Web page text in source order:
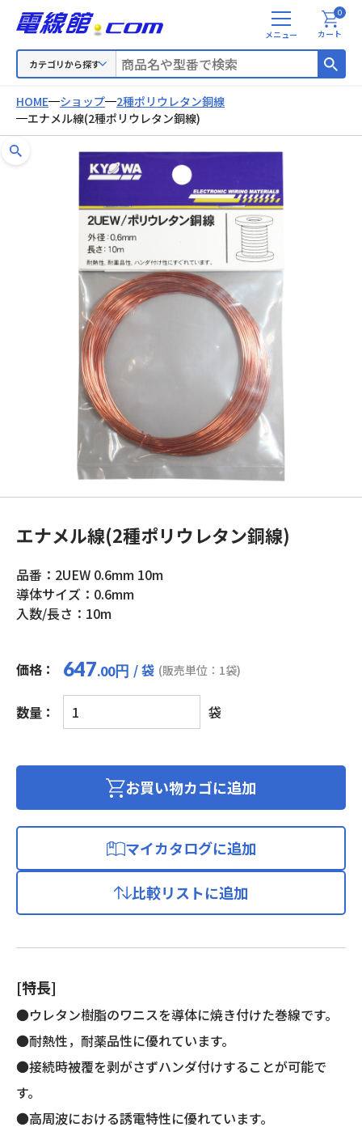
カテゴリから探す
メ
ニ
カート
0
HOME ショップ
2種ポリウレタン銅線
エナメル線(2種ポリウレタン銅線)
エナメル線(2種ポリウレタン銅線)
品番：2UEW 0.6mm 10m
導体サイズ：0.6mm
入数/長さ：10m
価格： 647.00円 / 袋 (販売単位：1袋)
数量：
エ
ナ
ル
ウ
タ
個
袋
お買い物カゴに追加
マイカタログに追加
比較リストに追加
[特長]
●ウレタン樹脂のワニスを導体に焼き付けた巻線です。
●耐熱性，耐薬品性に優れています。
●接続時被覆を剥がさずハンダ付けすることが可能で
す。
●高周波における誘電特性に優れています。